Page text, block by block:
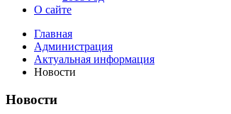
О сайте
Главная
Администрация
Актуальная информация
Новости
Новости